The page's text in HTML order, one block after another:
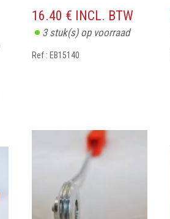
16.40 € INCL. BTW
3stuk(s) op voorraad
Ref : EB15140